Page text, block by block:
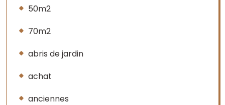
50m2
70m2
abris de jardin
achat
anciennes